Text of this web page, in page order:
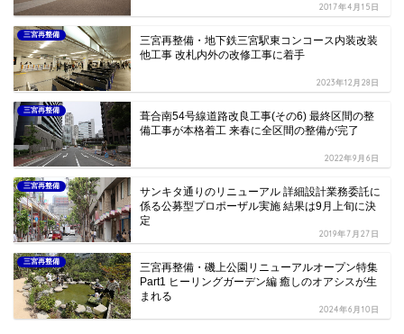
2017年4月15日
三宮再整備
三宮再整備・地下鉄三宮駅東コンコース内装改装
他工事 改札内外の改修工事に着手
2023年12月28日
三宮再整備
葺合南54号線道路改良工事(その6) 最終区間の整
備工事が本格着工 来春に全区間の整備が完了
2022年9月6日
三宮再整備
サンキタ通りのリニューアル 詳細設計業務委託に
係る公募型プロポーザル実施 結果は9月上旬に決
定
2019年7月27日
三宮再整備
三宮再整備・磯上公園リニューアルオープン特集
Part1 ヒーリングガーデン編 癒しのオアシスが生
まれる
2024年6月10日